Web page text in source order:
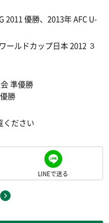
2011 優勝、2013年 AFC U-
ールドカップ日本 2012 ３
準優勝
勝
ください
LINEで送る